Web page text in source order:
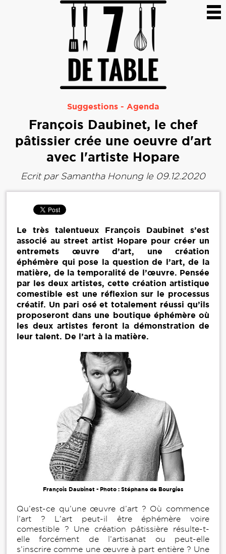
Suggestions - Agenda
François Daubinet, le chef
pâtissier crée une oeuvre d'art
avec l'artiste Hopare
Ecrit par Samantha Honungle 09.12.2020
Le très talentueux François Daubinet s’est
associé au street artist Hopare pour créer un
entremets œuvre d’art, une création
éphémère qui pose la question de l’art, de la
matière, de la temporalité de l’œuvre. Pensée
par les deux artistes, cette création artistique
comestible est une réflexion sur le processus
créatif. Un pari osé et totalement réussi qu’ils
proposeront dans une boutique éphémère où
les deux artistes feront la démonstration de
leur talent. De l’art à la matière.
François Daubinet - Photo : Stéphane de Bourgies
Qu’est-ce qu’une œuvre d’art ? Où commence
l’art ? L’art peut-il être éphémère voire
comestible ? Une création pâtissière résulte-t-
elle forcément de l’artisanat ou peut-elle
s’inscrire comme une œuvre à part entière ? Une